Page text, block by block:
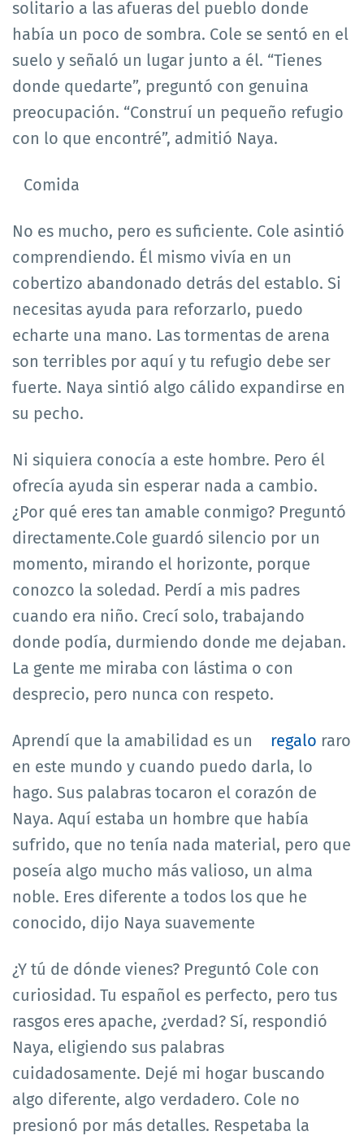
solitario a las afueras del pueblo donde
había un poco de sombra. Cole se sentó en el
suelo y señaló un lugar junto a él. “Tienes
donde quedarte”, preguntó con genuina
preocupación. “Construí un pequeño refugio
con lo que encontré”, admitió Naya.
Comida
No es mucho, pero es suficiente. Cole asintió
comprendiendo. Él mismo vivía en un
cobertizo abandonado detrás del establo. Si
necesitas ayuda para reforzarlo, puedo
echarte una mano. Las tormentas de arena
son terribles por aquí y tu refugio debe ser
fuerte. Naya sintió algo cálido expandirse en
su pecho.
Ni siquiera conocía a este hombre. Pero él
ofrecía ayuda sin esperar nada a cambio.
¿Por qué eres tan amable conmigo? Preguntó
directamente.Cole guardó silencio por un
momento, mirando el horizonte, porque
conozco la soledad. Perdí a mis padres
cuando era niño. Crecí solo, trabajando
donde podía, durmiendo donde me dejaban.
La gente me miraba con lástima o con
desprecio, pero nunca con respeto.
Aprendí que la amabilidad es un regalo raro
en este mundo y cuando puedo darla, lo
hago. Sus palabras tocaron el corazón de
Naya. Aquí estaba un hombre que había
sufrido, que no tenía nada material, pero que
poseía algo mucho más valioso, un alma
noble. Eres diferente a todos los que he
conocido, dijo Naya suavemente
¿Y tú de dónde vienes? Preguntó Cole con
curiosidad. Tu español es perfecto, pero tus
rasgos eres apache, ¿verdad? Sí, respondió
Naya, eligiendo sus palabras
cuidadosamente. Dejé mi hogar buscando
algo diferente, algo verdadero. Cole no
presionó por más detalles. Respetaba la